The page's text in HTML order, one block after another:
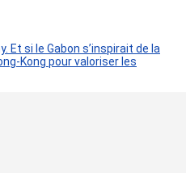
Et si le Gabon s’inspirait de la
Kong pour valoriser les